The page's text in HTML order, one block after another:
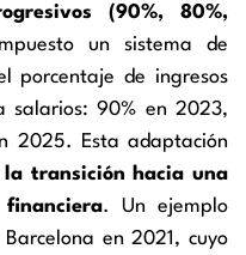
(90%, 80%,
un sistema de
porcentaje de ingresos
salarios: 90% en 2023,
2025. Esta adaptación
transición hacia una
. Un ejemplo
en 2021, cuyo